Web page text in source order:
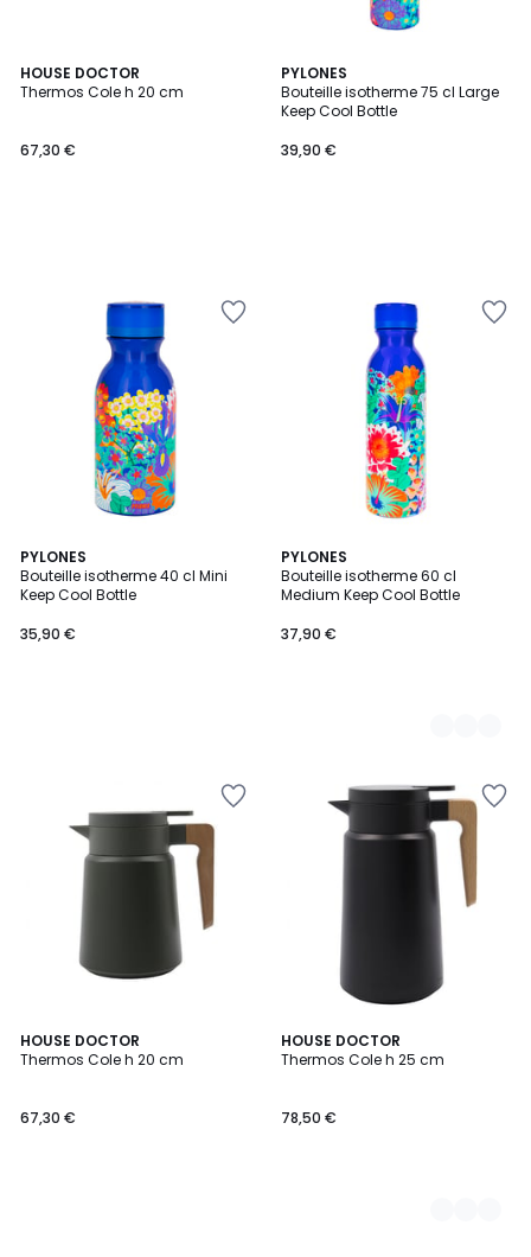
HOUSE DOCTOR
Thermos Cole h 20 cm
67,30 €
PYLONES
Bouteille isotherme 75 cl Large
Keep Cool Bottle
39,90 €
PYLONES
Bouteille isotherme 40 cl Mini
Keep Cool Bottle
35,90 €
PYLONES
Bouteille isotherme 60 cl
Medium Keep Cool Bottle
37,90 €
12
Couleurs
HOUSE DOCTOR
Thermos Cole h 20 cm
67,30 €
HOUSE DOCTOR
Thermos Cole h 25 cm
78,50 €
2
Couleurs